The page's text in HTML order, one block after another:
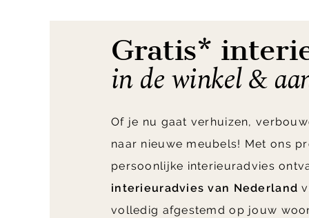
Gratis*
in de winkel &
Of je nu gaat verhuizen,
naar nieuwe meubels! Met ons
persoonlijke interieuradvies
interieuradvies van Nederland
volledig afgestemd op jouw